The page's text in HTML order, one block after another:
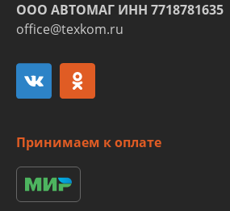
ООО АВТОМАГ ИНН 7718781635
office@texkom.ru
Принимаем к оплате